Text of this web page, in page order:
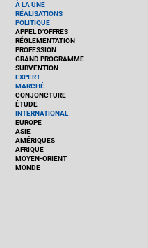
À LA UNE
RÉALISATIONS
POLITIQUE
APPEL D’OFFRES
RÉGLEMENTATION
PROFESSION
GRAND PROGRAMME
SUBVENTION
EXPERT
MARCHÉ
CONJONCTURE
ÉTUDE
INTERNATIONAL
EUROPE
ASIE
AMÉRIQUES
AFRIQUE
MOYEN-ORIENT
MONDE